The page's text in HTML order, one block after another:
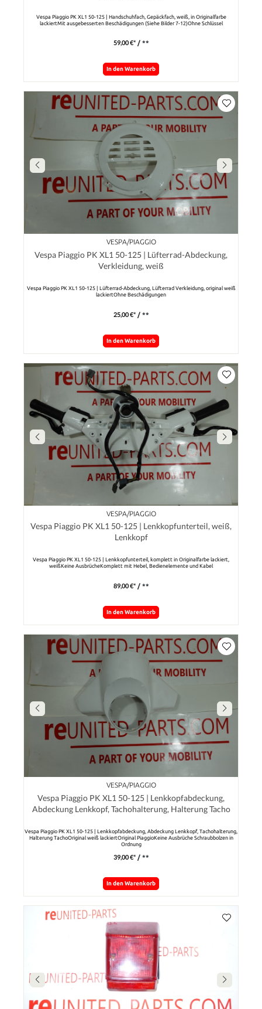
Vespa Piaggio PK XL1 50-125 | Handschuhfach, Gepäckfach, weiß, in Originalfarbe
lackiertMit ausgebesserten Beschädigungen (Siehe Bilder 7-12)Ohne Schlüssel
59,00 €* / **
In den Warenkorb
VESPA/PIAGGIO
Vespa Piaggio PK XL1 50-125 | Lüfterrad-Abdeckung,
Verkleidung, weiß
Vespa Piaggio PK XL1 50-125 | Lüfterrad-Abdeckung, Lüfterrad Verkleidung, original weiß
lackiertOhne Beschädigungen
25,00 €* / **
In den Warenkorb
VESPA/PIAGGIO
Vespa Piaggio PK XL1 50-125 | Lenkkopfunterteil, weiß,
Lenkkopf
Vespa Piaggio PK XL1 50-125 | Lenkkopfunterteil, komplett in Originalfarbe lackiert,
weißKeine AusbrücheKomplett mit Hebel, Bedienelemente und Kabel
89,00 €* / **
In den Warenkorb
VESPA/PIAGGIO
Vespa Piaggio PK XL1 50-125 | Lenkkopfabdeckung,
Abdeckung Lenkkopf, Tachohalterung, Halterung Tacho
Vespa Piaggio PK XL1 50-125 | Lenkkopfabdeckung, Abdeckung Lenkkopf, Tachohalterung,
Halterung TachoOriginal weiß lackiertOriginal PiaggioKeine Ausbrüche Schraubbolzen in
Ordnung
39,00 €* / **
In den Warenkorb